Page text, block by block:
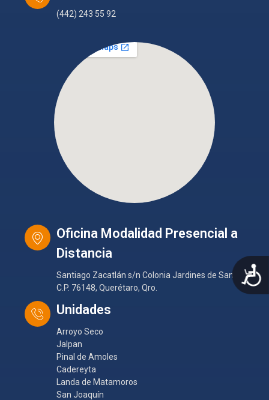
(442) 243 55 92
Oficina Modalidad Presencial a
Distancia
Santiago Zacatlán s/n Colonia Jardines de Santiago
C.P. 76148, Querétaro, Qro.
Unidades
Arroyo Seco
Jalpan
Pinal de Amoles
Cadereyta
Landa de Matamoros
San Joaquín